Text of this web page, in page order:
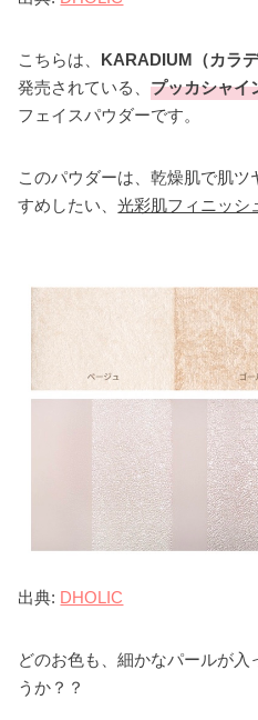
こちらは、 KARADIUM（カラデ
発売されている、プッカシャイ
フェイスパウダーです。
このパウダーは、乾燥肌で肌
すめしたい、光彩肌フィニッシ
出典: DHOLIC
どのお色も、細かなパールが入
うか？？